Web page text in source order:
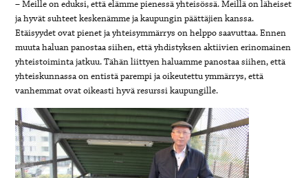
– Meille on eduksi, että elämme pienessä yhteisössä. Meillä on läheiset
ja hyvät suhteet keskenämme ja kaupungin päättäjien kanssa.
Etäisyydet ovat pienet ja yhteisymmärrys on helppo saavuttaa. Ennen
muuta haluan panostaa siihen, että yhdistyksen aktiivien erinomainen
yhteistoiminta jatkuu. Tähän liittyen haluamme panostaa siihen, että
yhteiskunnassa on entistä parempi ja oikeutettu ymmärrys, että
vanhemmat ovat oikeasti hyvä resurssi kaupungille.